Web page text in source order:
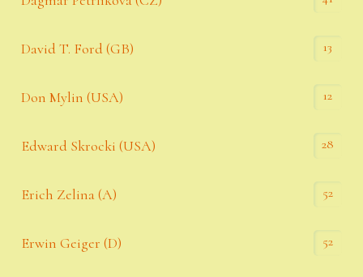
David T. Ford (GB) 13
Don Mylin (USA) 12
Edward Skrocki (USA) 28
Erich Zelina (A) 52
Erwin Geiger (D) 52